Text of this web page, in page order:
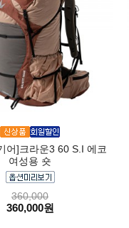
어]크라운3 60 S.I 에코
여성용 숏
360,000
360,000원